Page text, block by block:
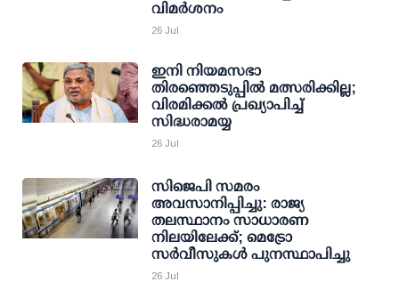
വിമര്‍ശനം
26 Jul
ഇനി നിയമസഭാ
തിരഞ്ഞെടുപ്പിൽ മത്സരിക്കില്ല;
വിരമിക്കൽ പ്രഖ്യാപിച്ച്
സിദ്ധരാമയ്യ
26 Jul
സിജെപി സമരം
അവസാനിപ്പിച്ചു: രാജ്യ
തലസ്ഥാനം സാധാരണ
നിലയിലേക്ക്; മെട്രോ
സര്‍വീസുകള്‍ പുനസ്ഥാപിച്ചു
26 Jul